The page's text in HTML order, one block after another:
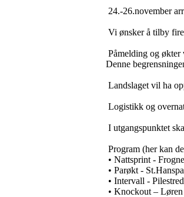
24.-26.november
Vi ønsker å tilby
Påmelding og økter
Denne
Landslaget vil ha
Logistikk og
I utgangspunktet
Program (her kan
• Nattsprint -
• Parøkt -
• Intervall -
• Knockout –